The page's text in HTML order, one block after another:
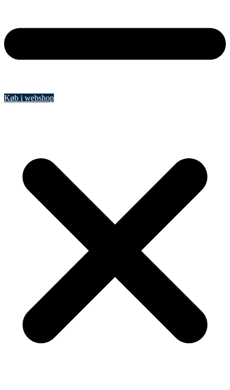
Køb i webshop